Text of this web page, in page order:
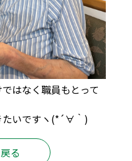
はなく職員もとって
たいですヽ(*´∀｀)
る